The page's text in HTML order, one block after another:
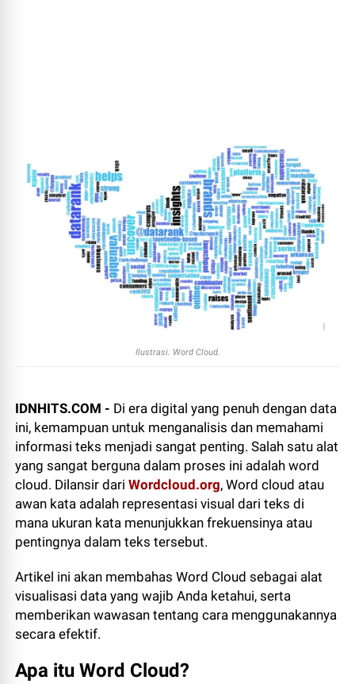
Ilustrasi. Word Cloud.
IDNHITS.COM - Di era digital yang penuh dengan data
ini, kemampuan untuk menganalisis dan memahami
informasi teks menjadi sangat penting. Salah satu alat
yang sangat berguna dalam proses ini adalah word
cloud. Dilansir dariWordcloud.org, Word cloud atau
awan kata adalah representasi visual dari teks di
mana ukuran kata menunjukkan frekuensinya atau
pentingnya dalam teks tersebut.
Artikel ini akan membahas Word Cloud sebagai alat
visualisasi data yang wajib Anda ketahui, serta
memberikan wawasan tentang cara menggunakannya
secara efektif.
Apa itu Word Cloud?